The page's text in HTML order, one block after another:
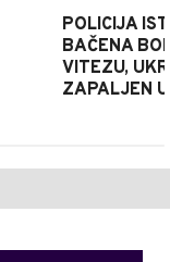
POLICIJA
BAČENA
VITEZU,
ZAPALJEN